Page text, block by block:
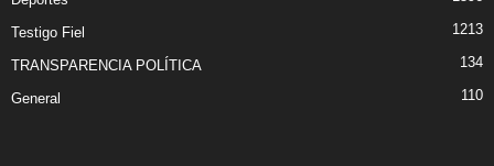
Testigo Fiel 1213
TRANSPARENCIA POLÍTICA 134
General 110